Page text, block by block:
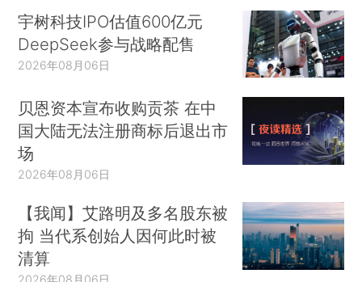
宇树科技IPO估值600亿元
DeepSeek参与战略配售
2026年08月06日
贝恩资本宣布收购贡茶 在中
国大陆无法注册商标后退出市
场
2026年08月06日
【我闻】艾路明及多名股东被
拘 当代系创始人因何此时被
清算
2026年08月06日